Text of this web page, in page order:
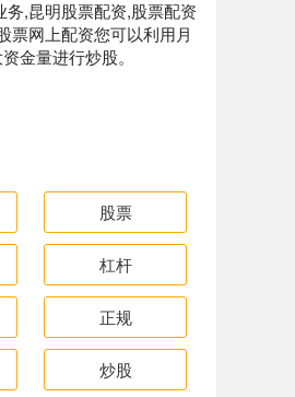
,昆明股票配资,股票配资
票网上配资您可以利用月
金量进行炒股。
股票
杠杆
正规
炒股